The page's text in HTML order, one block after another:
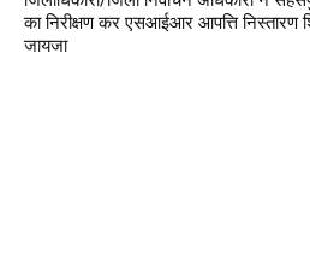
का निरीक्षण कर एसआईआर आपत्ति निस्तारण
जायजा